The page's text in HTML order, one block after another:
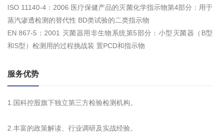
ISO 11140-4：2006 医疗保健产品的灭菌化学指示物第4部分：用于
蒸汽渗透检测的替代性 BD类试验的二类指示物
EN 867-5：2001 灭菌器用非生物系统第5部分：小型灭菌器（B型
和S型）检测用的过程挑战装 置PCD和指示物
服务优势
1.国科控股旗下独立第三方检验检测机构。
2.丰富的政策解读、行业调研及实战经验。